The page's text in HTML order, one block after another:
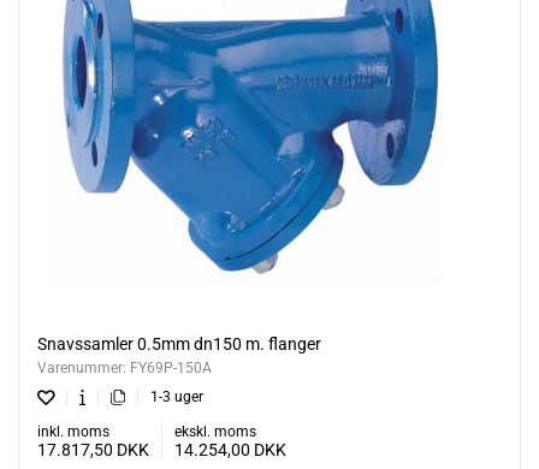
Snavssamler 0.5mm dn150 m. flanger
Varenummer: FY69P-150A
1-3 uger
inkl. moms
17.817,50 DKK
ekskl. moms
14.254,00 DKK